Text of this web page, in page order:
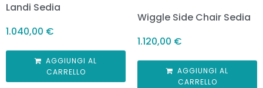
Landi Sedia
1.040,00 €
AGGIUNGI AL
CARRELLO
Wiggle Side Chair Sedia
1.120,00 €
AGGIUNGI AL
CARRELLO